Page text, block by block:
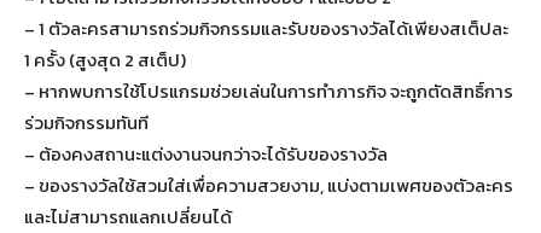
– 1 ตัวละครสามารถร่วมกิจกรรมและรับของรางวัลได้เพียงสเต็ปละ
1 ครั้ง (สูงสุด 2 สเต็ป)
– หากพบการใช้โปรแกรมช่วยเล่นในการทำภารกิจ จะถูกตัดสิทธิ์การ
ร่วมกิจกรรมทันที
– ต้องคงสถานะแต่งงานจนกว่าจะได้รับของรางวัล
– ของรางวัลใช้สวมใส่เพื่อความสวยงาม, แบ่งตามเพศของตัวละคร
และไม่สามารถแลกเปลี่ยนได้